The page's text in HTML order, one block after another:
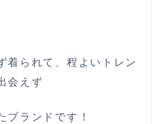
着られて、程よいトレン
会えず
ブランドです！